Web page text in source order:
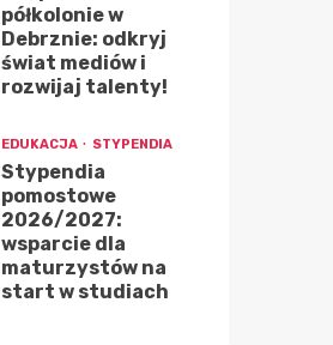
półkolonie w
Debrznie: odkryj
świat mediów i
rozwijaj talenty!
EDUKACJA STYPENDIA
Stypendia
pomostowe
2026/2027:
wsparcie dla
maturzystów na
start w studiach